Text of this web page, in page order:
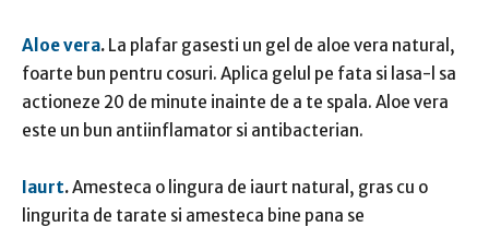
Aloe vera. La plafar gasesti un gel de aloe vera natural,
foarte bun pentru cosuri. Aplica gelul pe fata si lasa-l sa
actioneze 20 de minute inainte de a te spala. Aloe vera
este un bun antiinflamator si antibacterian.
Iaurt.Amesteca o lingura de iaurt natural, gras cu o
lingurita de tarate si amesteca bine pana se